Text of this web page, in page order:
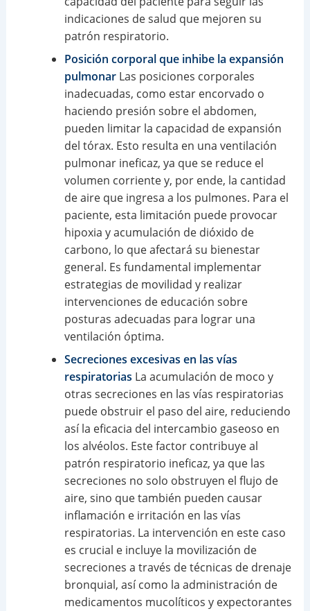
indicaciones de salud que mejoren su
patrón respiratorio.
Posición corporal que inhibe la expansión
pulmonarLas posiciones corporales
inadecuadas, como estar encorvado o
haciendo presión sobre el abdomen,
pueden limitar la capacidad de expansión
del tórax. Esto resulta en una ventilación
pulmonar ineficaz, ya que se reduce el
volumen corriente y, por ende, la cantidad
de aire que ingresa a los pulmones. Para el
paciente, esta limitación puede provocar
hipoxia y acumulación de dióxido de
carbono, lo que afectará su bienestar
general. Es fundamental implementar
estrategias de movilidad y realizar
intervenciones de educación sobre
posturas adecuadas para lograr una
ventilación óptima.
Secreciones excesivas en las vías
respiratorias La acumulación de moco y
otras secreciones en las vías respiratorias
puede obstruir el paso del aire, reduciendo
así la eficacia del intercambio gaseoso en
los alvéolos. Este factor contribuye al
patrón respiratorio ineficaz, ya que las
secreciones no solo obstruyen el flujo de
aire, sino que también pueden causar
inflamación e irritación en las vías
respiratorias. La intervención en este caso
es crucial e incluye la movilización de
secreciones a través de técnicas de drenaje
bronquial, así como la administración de
medicamentos mucolíticos y expectorantes